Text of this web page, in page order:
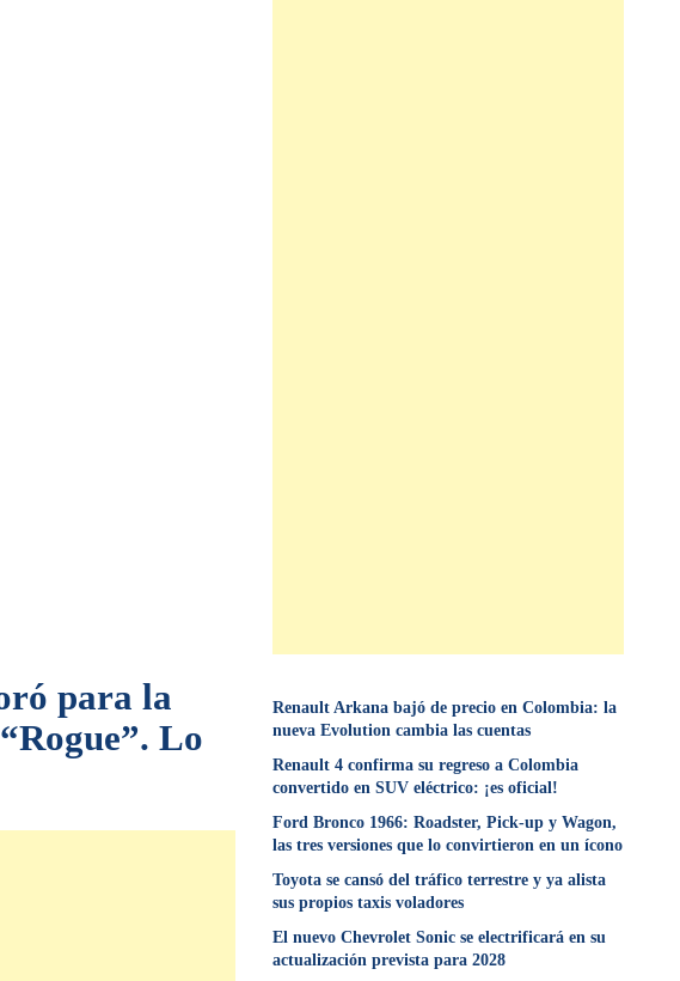
para la
Lo
Renault Arkana bajó de precio en Colombia: la
nueva Evolution cambia las cuentas
Renault 4 confirma su regreso a Colombia
convertido en SUV eléctrico: ¡es oficial!
Ford Bronco 1966: Roadster, Pick-up y Wagon,
las tres versiones que lo convirtieron en un ícono
Toyota se cansó del tráfico terrestre y ya alista
sus propios taxis voladores
El nuevo Chevrolet Sonic se electrificará en su
actualización prevista para 2028